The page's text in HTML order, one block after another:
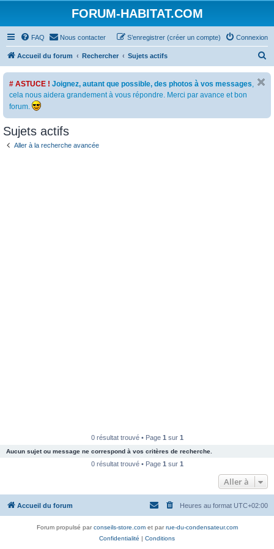
FORUM-HABITAT.COM
FAQ Nous contacter Connexion
S’enregistrer (créer un compte)
Accueil du forum Rechercher Sujets actifs
e
# ASTUCE ! Joignez, autant que possible, des photos à vos messages,
cela nous aidera grandement à vous répondre. Merci par avance et bon
forum.
Sujets actifs
Aller à la recherche avancée
0 résultat trouvé • Page 1 sur 1
Aucun sujet ou message ne correspond à vos critères de recherche.
0 résultat trouvé • Page 1 sur 1
Aller à
Accueil du forum Heures au format UTC+02:00
Forum propulsé parconseils-store.comet parrue-du-condensateur.com
Confidentialité | Conditions